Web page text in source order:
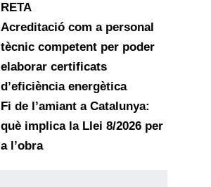
RETA
Acreditació com a personal
tècnic competent per poder
elaborar certificats
d’eficiència energètica
Fi de l’amiant a Catalunya:
què implica la Llei 8/2026 per
a l’obra